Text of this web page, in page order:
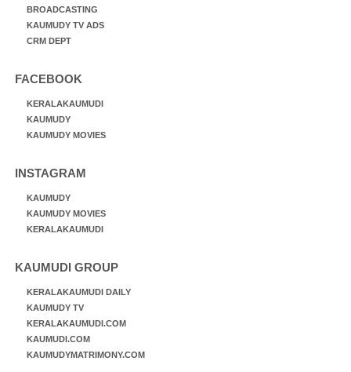
BROADCASTING
KAUMUDY TV ADS
CRM DEPT
FACEBOOK
KERALAKAUMUDI
KAUMUDY
KAUMUDY MOVIES
INSTAGRAM
KAUMUDY
KAUMUDY MOVIES
KERALAKAUMUDI
KAUMUDI GROUP
KERALAKAUMUDI DAILY
KAUMUDY TV
KERALAKAUMUDI.COM
KAUMUDI.COM
KAUMUDYMATRIMONY.COM